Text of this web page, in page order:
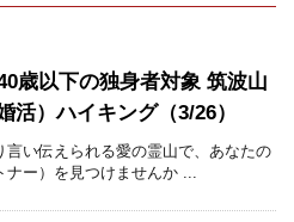
歳以下の独身者対象 筑波山
活）ハイキング（3/26）
言い伝えられる愛の霊山で、あなたの
ナー）を見つけませんか ...